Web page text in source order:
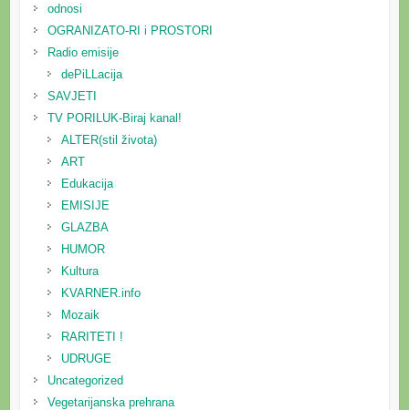
odnosi
OGRANIZATO-RI i PROSTORI
Radio emisije
dePiLLacija
SAVJETI
TV PORILUK-Biraj kanal!
ALTER(stil života)
ART
Edukacija
EMISIJE
GLAZBA
HUMOR
Kultura
KVARNER.info
Mozaik
RARITETI !
UDRUGE
Uncategorized
Vegetarijanska prehrana